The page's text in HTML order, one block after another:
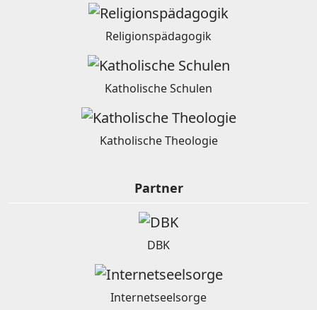
Religionspädagogik
Katholische Schulen
Katholische Theologie
Partner
DBK
Internetseelsorge